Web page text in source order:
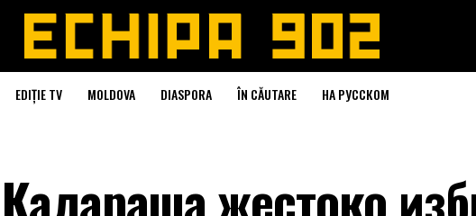
EDIȚIE TV MOLDOVA DIASPORA ÎN CĂUTARE НА РУССКОМ
жестоко